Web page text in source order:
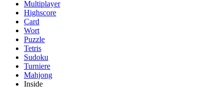
Multiplayer
Highscore
Card
Wort
Puzzle
Tetris
Sudoku
Turniere
Mahjong
Inside